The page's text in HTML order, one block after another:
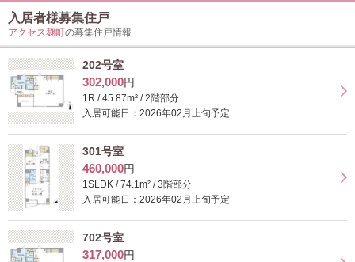
入居者様募集住戸
アクセス麹町の募集住戸情報
202号室
302,000円
1R / 45.87m² / 2階部分
入居可能日：2026年02月上旬予定
301号室
460,000円
1SLDK / 74.1m² / 3階部分
入居可能日：2026年02月上旬予定
702号室
317,000円